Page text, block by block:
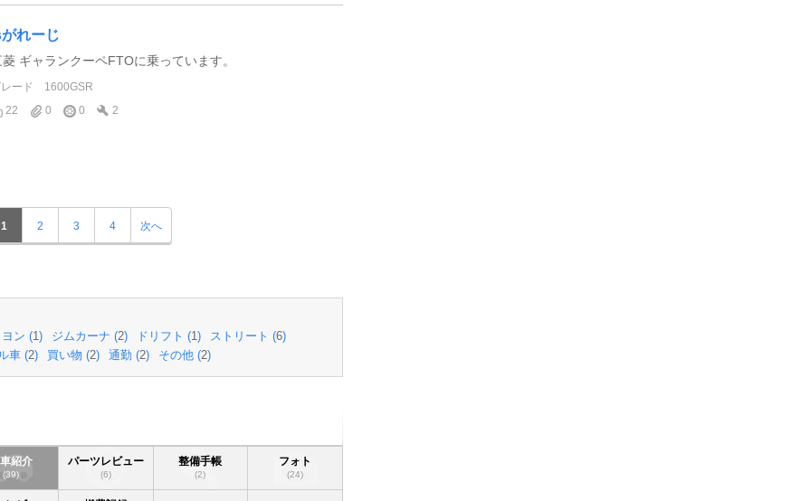
れーじ
菱 ギャランクーペFTOに乗っています。
ード
1600GSR
22
0 0 2
1 2 3 4 次へ
ン (1) ジムカーナ (2) ドリフト (1) ストリート (6)
車 (2) 買い物 (2) 通勤 (2) その他 (2)
紹介
(39)
パーツレビュー
(6)
整備手帳
(2)
フォト
(24)